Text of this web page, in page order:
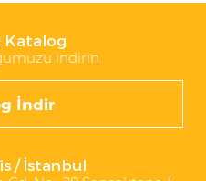
Katalog
indirin.
İndir
/ İstanbul